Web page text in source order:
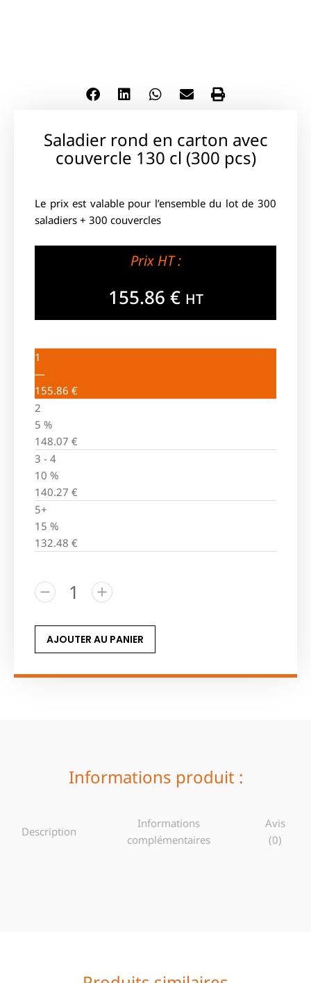
Saladier rond en carton avec
couvercle 130 cl (300 pcs)
Le prix est valable pour l’ensemble du lot de 300
saladiers + 300 couvercles
Prix HT :
155.86 € HT
1
—
155.86 €
2
5 %
148.07 €
3 - 4
10 %
140.27 €
5+
15 %
132.48 €
AJOUTER AU PANIER
Informations produit :
Description
Informations
complémentaires
Avis
(0)